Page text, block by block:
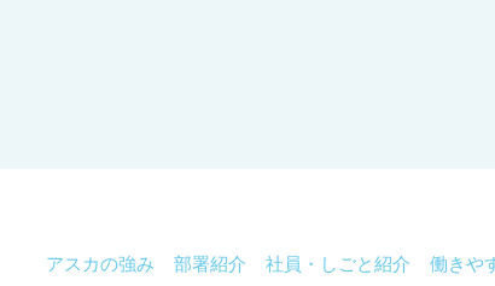
アスカの強み 部署紹介 社員・しごと紹介 働きや